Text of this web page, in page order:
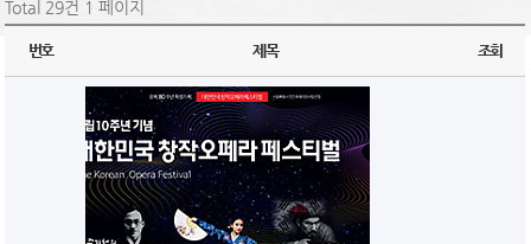
Total 29건 1 페이지
번호 제목 조회